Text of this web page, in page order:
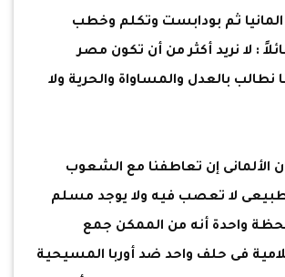
المانيا ثم بودابست وتكلم وخطب
: لا نريد أكثر من أن تكون مصر
نطالب بالعدل والمساواة والحرية ولا
الألمانى إن تعاطفنا مع الشعوب
طبيعى لا تعصب فيه ولا يوجد مسلم
واحدة أنه من الممكن جمع
فى حلف واحد ضد أوربا المسيحية